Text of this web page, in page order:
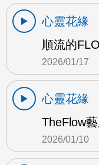
心靈花緣
順流的
2026/01/17
心靈花緣
TheFlow
2026/01/10